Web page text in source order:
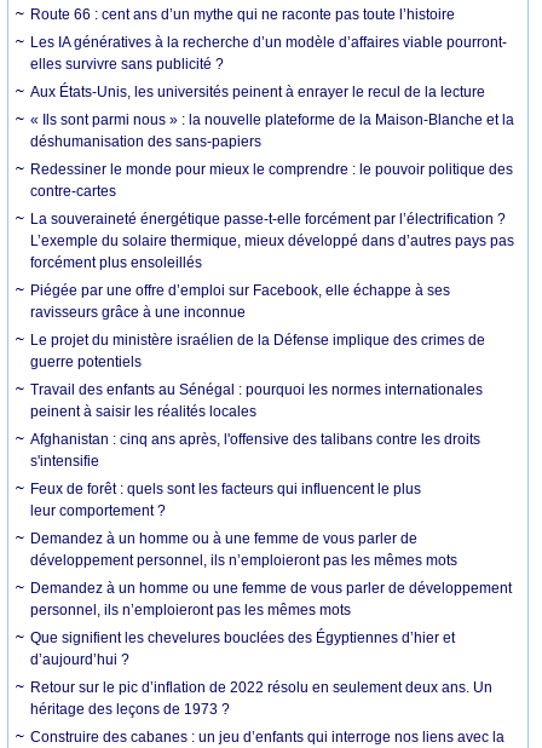
Route 66 : cent ans d’un mythe qui ne raconte pas toute l’histoire
Les IA génératives à la recherche d’un modèle d’affaires viable pourront-
elles survivre sans publicité ?
Aux États-Unis, les universités peinent à enrayer le recul de la lecture
« Ils sont parmi nous » : la nouvelle plateforme de la Maison-Blanche et la
déshumanisation des sans-papiers
Redessiner le monde pour mieux le comprendre : le pouvoir politique des
contre-cartes
La souveraineté énergétique passe-t-elle forcément par l’électrification ?
L’exemple du solaire thermique, mieux développé dans d’autres pays pas
forcément plus ensoleillés
Piégée par une offre d’emploi sur Facebook, elle échappe à ses
ravisseurs grâce à une inconnue
Le projet du ministère israélien de la Défense implique des crimes de
guerre potentiels
Travail des enfants au Sénégal : pourquoi les normes internationales
peinent à saisir les réalités locales
Afghanistan : cinq ans après, l'offensive des talibans contre les droits
s'intensifie
Feux de forêt : quels sont les facteurs qui influencent le plus
leur comportement ?
Demandez à un homme ou à une femme de vous parler de
développement personnel, ils n’emploieront pas les mêmes mots
Demandez à un homme ou une femme de vous parler de développement
personnel, ils n’emploieront pas les mêmes mots
Que signifient les chevelures bouclées des Égyptiennes d’hier et
d’aujourd’hui ?
Retour sur le pic d’inflation de 2022 résolu en seulement deux ans. Un
héritage des leçons de 1973 ?
Construire des cabanes : un jeu d’enfants qui interroge nos liens avec la